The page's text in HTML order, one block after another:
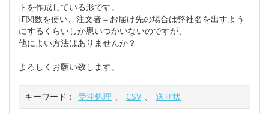
トを作成している形です。
IF関数を使い、注文者＝お届け先の場合は弊社名を出すよう
にするくらいしか思いつかいないのですが、
他によい方法はありませんか？
よろしくお願い致します。
キーワード： 受注処理 、 CSV 、 送り状